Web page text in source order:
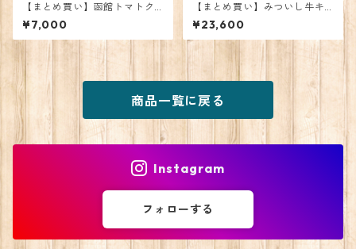
【まとめ買い】函館トマトク
リームチーズカレー10個
¥7,000
【まとめ買い】みついし牛キ
ーマカレー30個
¥23,600
商品一覧に戻る
Instagram
フォローする